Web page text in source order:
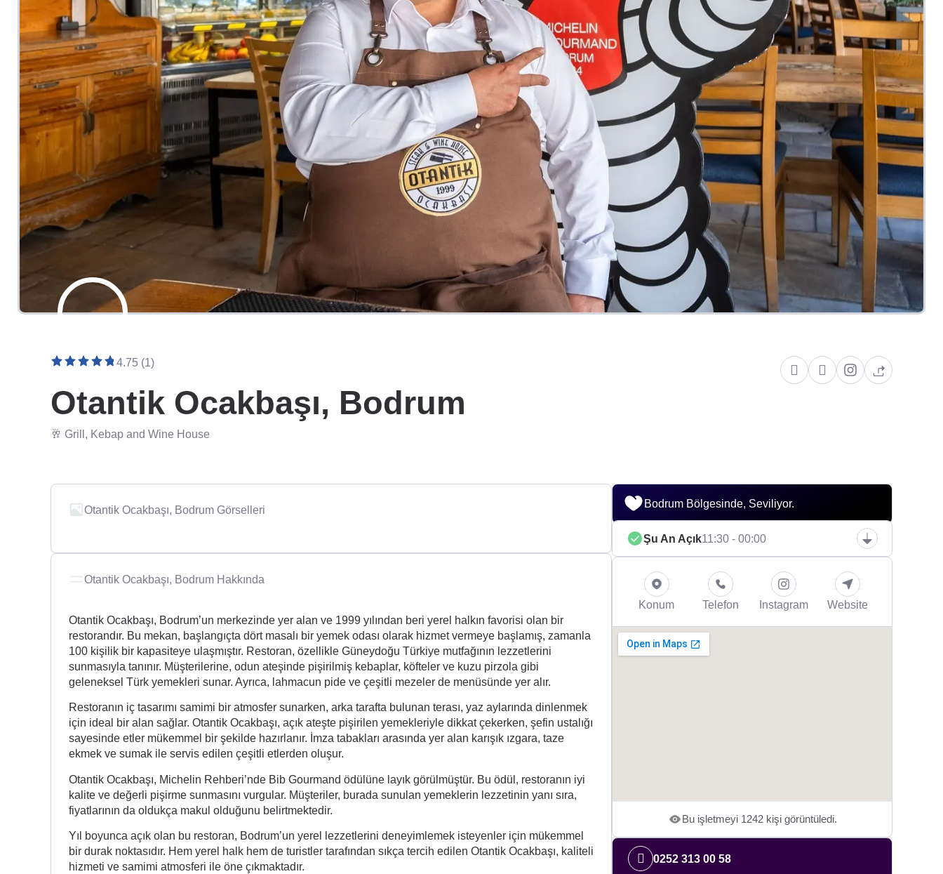
4.75 (1)
Otantik Ocakbaşı, Bodrum
🥂 Grill, Kebap and Wine House
Otantik Ocakbaşı, Bodrum Görselleri
Otantik Ocakbaşı, Bodrum Hakkında
Otantik Ocakbaşı, Bodrum’un merkezinde yer alan ve 1999 yılından beri yerel halkın favorisi olan bir
restorandır. Bu mekan, başlangıçta dört masalı bir yemek odası olarak hizmet vermeye başlamış, zamanla
100 kişilik bir kapasiteye ulaşmıştır. Restoran, özellikle Güneydoğu Türkiye mutfağının lezzetlerini
sunmasıyla tanınır. Müşterilerine, odun ateşinde pişirilmiş kebaplar, köfteler ve kuzu pirzola gibi
geleneksel Türk yemekleri sunar. Ayrıca, lahmacun pide ve çeşitli mezeler de menüsünde yer alır.
Restoranın iç tasarımı samimi bir atmosfer sunarken, arka tarafta bulunan terası, yaz aylarında dinlenmek
için ideal bir alan sağlar. Otantik Ocakbaşı, açık ateşte pişirilen yemekleriyle dikkat çekerken, şefin ustalığı
sayesinde etler mükemmel bir şekilde hazırlanır. İmza tabakları arasında yer alan karışık ızgara, taze
ekmek ve sumak ile servis edilen çeşitli etlerden oluşur.
Otantik Ocakbaşı, Michelin Rehberi’nde Bib Gourmand ödülüne layık görülmüştür. Bu ödül, restoranın iyi
kalite ve değerli pişirme sunmasını vurgular. Müşteriler, burada sunulan yemeklerin lezzetinin yanı sıra,
fiyatlarının da oldukça makul olduğunu belirtmektedir.
Yıl boyunca açık olan bu restoran, Bodrum’un yerel lezzetlerini deneyimlemek isteyenler için mükemmel
bir durak noktasıdır. Hem yerel halk hem de turistler tarafından sıkça tercih edilen Otantik Ocakbaşı, kaliteli
hizmeti ve samimi atmosferi ile öne çıkmaktadır.
Bodrum Bölgesinde, Seviliyor.
Şu An Açık11:30 - 00:00
Konum Telefon Instagram Website
Bu işletmeyi 1242 kişi görüntüledi.
0252 313 00 58